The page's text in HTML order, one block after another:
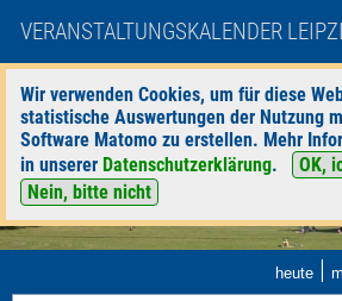
VERANSTALTUNGSKALENDER
Wir verwenden Cookies, um für diese
statistische Auswertungen der Nutzung
Software Matomo zu erstellen. Mehr
in unserer Datenschutzerklärung.
OK,
Nein, bitte nicht
heute |